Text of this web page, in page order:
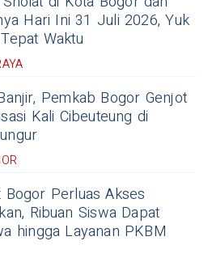
Hari Ini 31 Juli 2026, Yuk
Waktu
Pemkab Bogor Genjot
Kali Cibeuteung di
Bogor Perluas Akses
Ribuan Siswa Dapat
hingga Layanan PKBM